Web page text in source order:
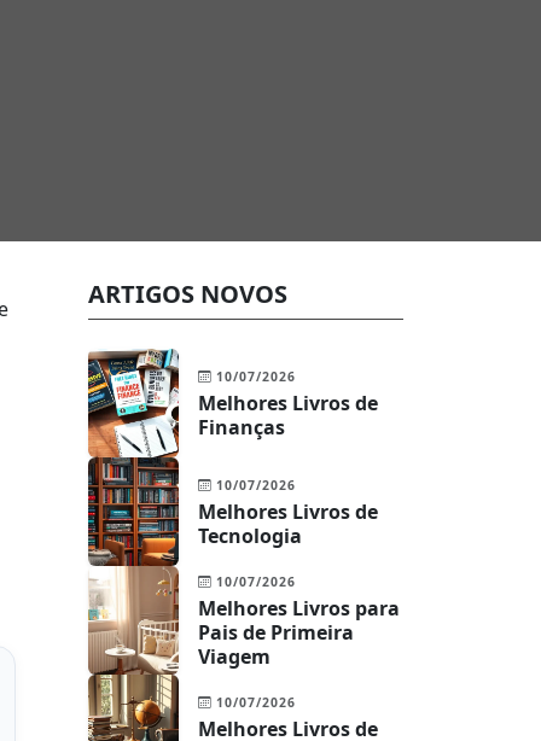
ARTIGOS NOVOS
10/07/2026
Melhores Livros de
Finanças
10/07/2026
Melhores Livros de
Tecnologia
10/07/2026
Melhores Livros para
Pais de Primeira
Viagem
10/07/2026
Melhores Livros de